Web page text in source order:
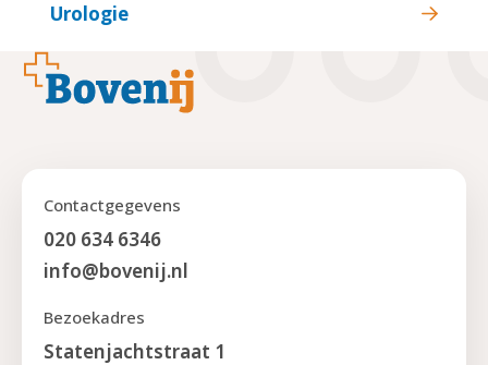
Urologie
Footer
Contactgegevens
020 634 6346
info@bovenij.nl
Bezoekadres
Statenjachtstraat 1